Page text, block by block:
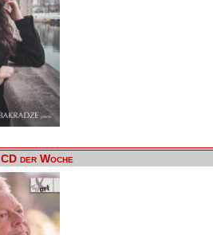
CD der Woche